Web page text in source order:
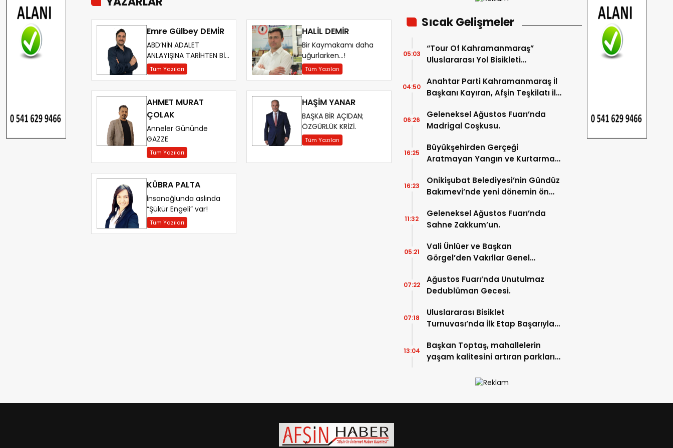
Emre Gülbey DEMİR
ABD‘NİN ADALET
ANLAYIŞINA TARİHTEN BİR
ÖRNEK
Tüm Yazıları
HALİL DEMİR
Bir Kaymakamı daha
uğurlarken…!
Tüm Yazıları
AHMET MURAT
ÇOLAK
Anneler Gününde
GAZZE
Tüm Yazıları
HAŞİM YANAR
BAŞKA BİR AÇIDAN;
ÖZGÜRLÜK KRİZİ.
Tüm Yazıları
KÜBRA PALTA
İnsanoğlunda aslında
“Şükür Engeli” var!
Tüm Yazıları
Sıcak Gelişmeler
“Tour Of Kahramanmaraş”
Uluslararası Yol Bisikleti
05:03
Anahtar Parti Kahramanmaraş İl
Başkanı Kayıran, Afşin Teşkilatı ile
04:50
Geleneksel Ağustos Fuarı’nda
Madrigal Coşkusu.
06:26
Büyükşehirden Gerçeği
Aratmayan Yangın ve Kurtarma
16:25
Onikişubat Belediyesi’nin Gündüz
Bakımevi’nde yeni dönemin ön
16:23
Geleneksel Ağustos Fuarı’nda
Sahne Zakkum’un.
11:32
Vali Ünlüer ve Başkan
Görgel’den Vakıflar Genel
05:21
Ağustos Fuarı’nda Unutulmaz
Dedublüman Gecesi.
07:22
Uluslararası Bisiklet
Turnuvası’nda İlk Etap Başarıyla
07:18
Başkan Toptaş, mahallelerin
yaşam kalitesini artıran parkları
13:04